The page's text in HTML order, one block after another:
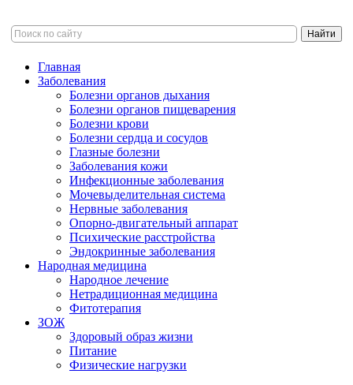
Главная
Заболевания
Болезни органов дыхания
Болезни органов пищеварения
Болезни крови
Болезни сердца и сосудов
Глазные болезни
Заболевания кожи
Инфекционные заболевания
Мочевыделительная система
Нервные заболевания
Опорно-двигательный аппарат
Психические расстройства
Эндокринные заболевания
Народная медицина
Народное лечение
Нетрадиционная медицина
Фитотерапия
ЗОЖ
Здоровый образ жизни
Питание
Физические нагрузки